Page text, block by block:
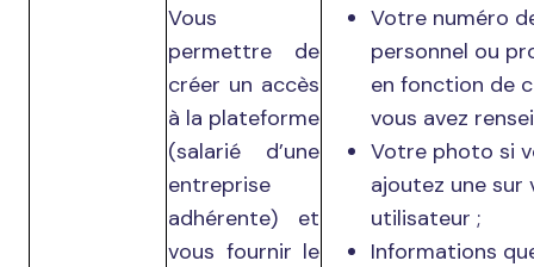
Vous
permettre de
créer un accès
à la plateforme
(salarié d’une
entreprise
adhérente) et
vous fournir le
Votre numéro
personnel ou
en fonction de
vous avez
Votre photo si
ajoutez une
utilisateur ;
Informations